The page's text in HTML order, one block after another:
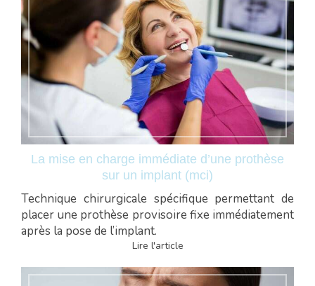
La mise en charge immédiate d’une prothèse
sur un implant (mci)
Technique chirurgicale spécifique permettant de
placer une prothèse provisoire fixe immédiatement
après la pose de l’implant.
Lire l'article